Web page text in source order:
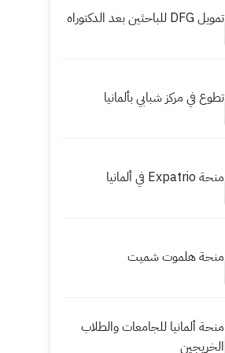
تمويل DFG للباحثين بعد الدكتوراه
تطوع في مركز شبابي بألمانيا
منحة Expatrio في ألمانيا
منحة هلموت شميت
منحة ألمانيا للجامعات والطلاب
الخريجين